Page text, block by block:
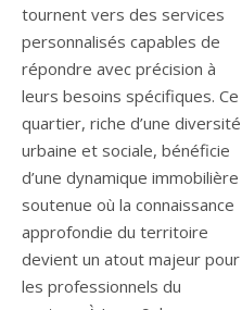
tournent vers des services
personnalisés capables de
répondre avec précision à
leurs besoins spécifiques. Ce
quartier, riche d’une diversité
urbaine et sociale, bénéficie
d’une dynamique immobilière
soutenue où la connaissance
approfondie du territoire
devient un atout majeur pour
les professionnels du